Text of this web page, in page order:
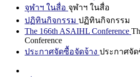
จุฬาฯ ในสื่อ จุฬาฯ ในสื่อ
ปฏิทินกิจกรรม ปฏิทินกิจกรรม
The 166th ASAIHL Conference
Conference
ประกาศจัดซื้อจัดจ้าง ประกาศจั